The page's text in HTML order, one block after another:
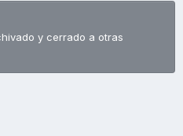
y cerrado a otras